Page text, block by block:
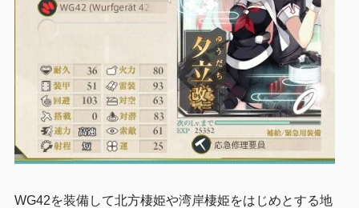
WG42を装備して北方棲姫や湾岸棲姫をはじめとする地